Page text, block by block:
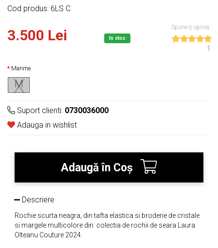
Cod produs: 6LS C
3.500 Lei In stoc
Spune-ţi opinia:
1
Marime
M
Suport clienti: 0730036000
Adauga in wishlist
Adaugă în Coş
Descriere
Rochie scurta neagra, din tafta elastica si broderie de cristale
si margele multicolore din colectia de rochii de seara Laura
Olteanu Couture 2024.